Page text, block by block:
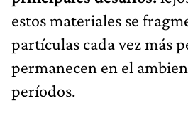
estos materiales se
partículas cada vez más
permanecen en el
períodos.